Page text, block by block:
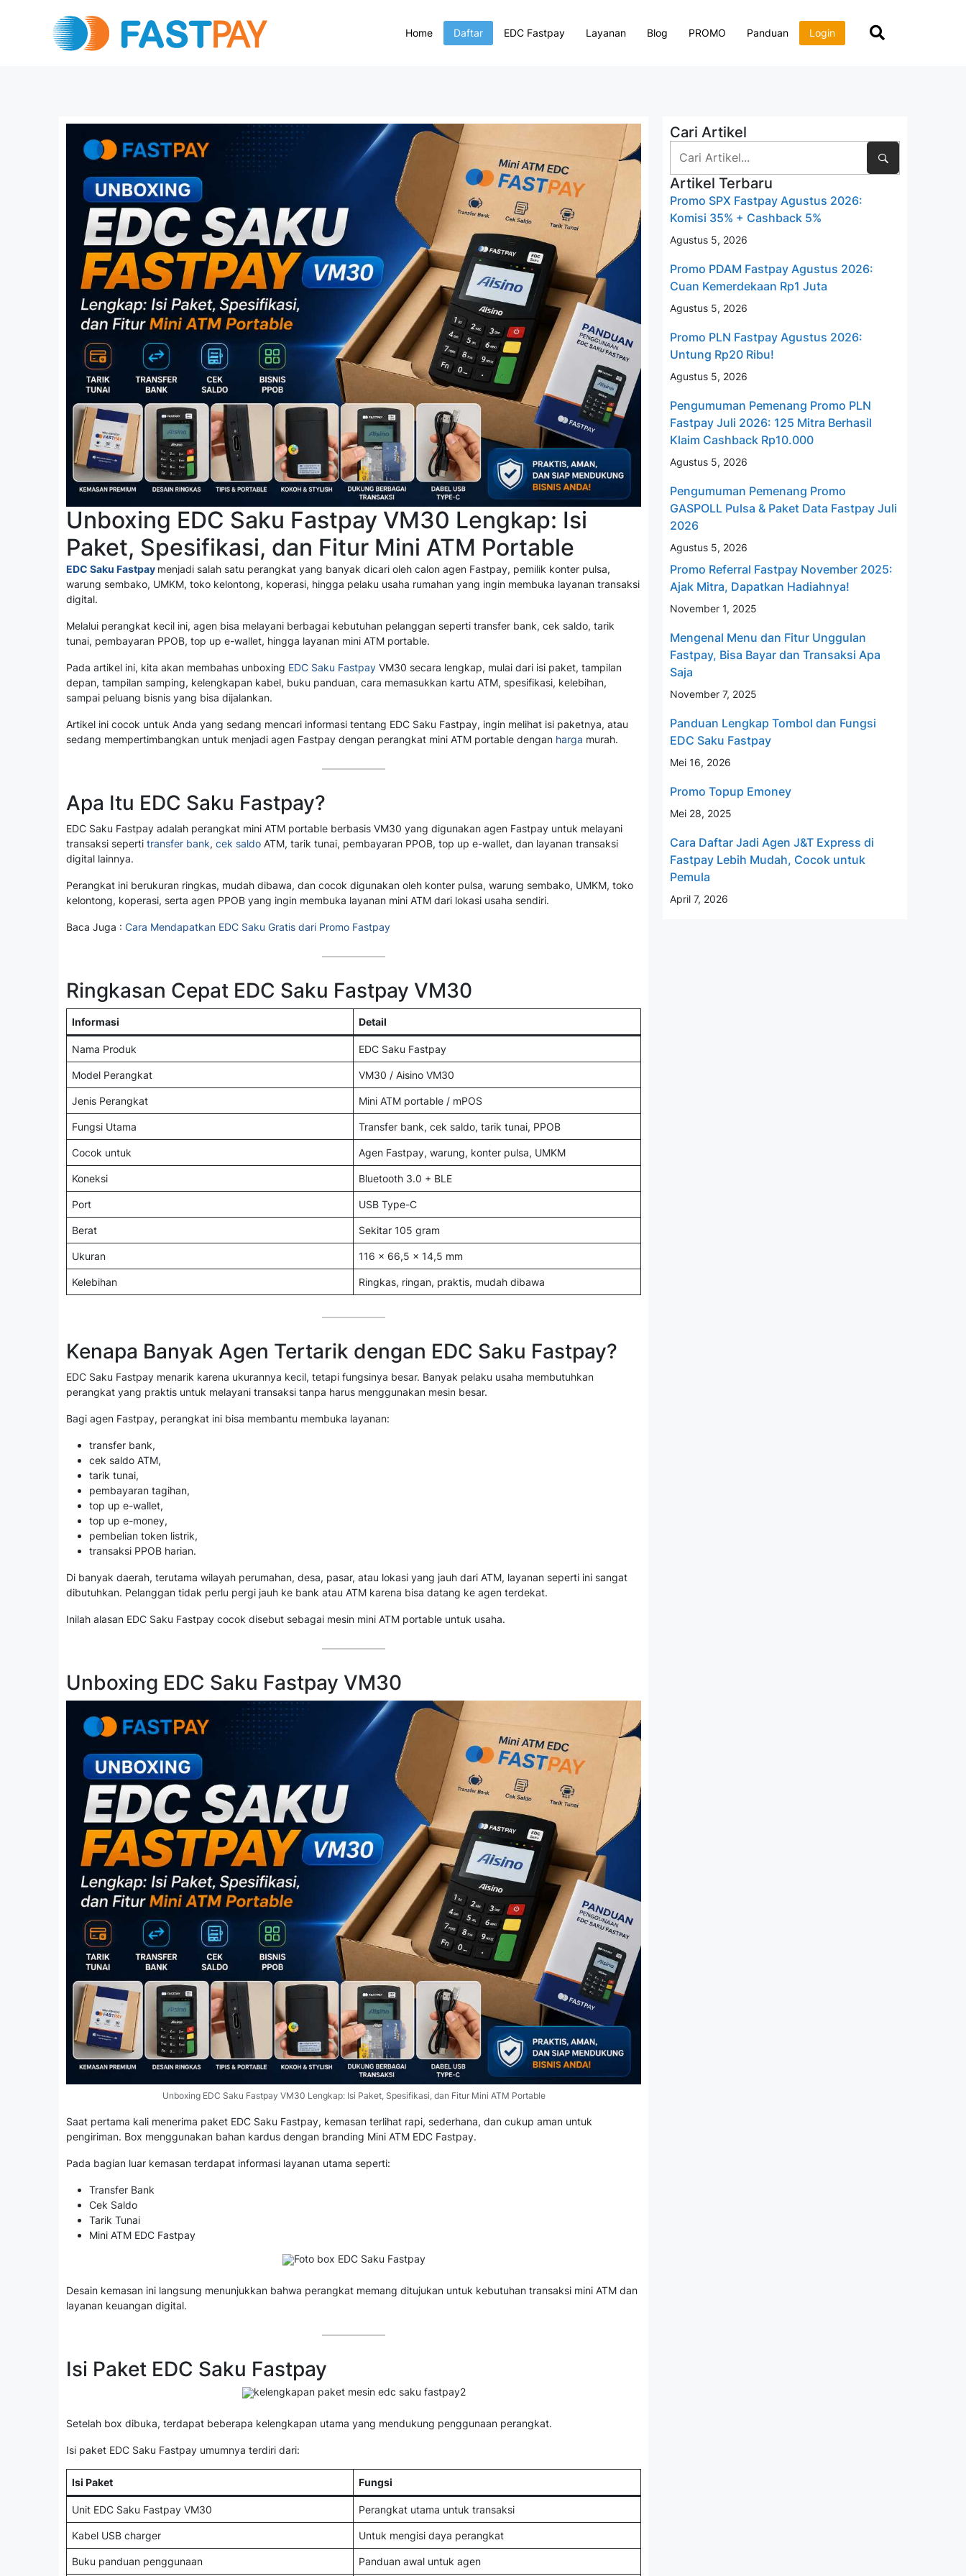
Home Daftar EDC Fastpay Layanan Blog PROMO Panduan Login
Unboxing EDC Saku Fastpay VM30 Lengkap: Isi
Paket, Spesifikasi, dan Fitur Mini ATM Portable
EDC Saku Fastpay menjadi salah satu perangkat yang banyak dicari oleh calon agen Fastpay, pemilik konter pulsa,
warung sembako, UMKM, toko kelontong, koperasi, hingga pelaku usaha rumahan yang ingin membuka layanan transaksi
digital.
Melalui perangkat kecil ini, agen bisa melayani berbagai kebutuhan pelanggan seperti transfer bank, cek saldo, tarik
tunai, pembayaran PPOB, top up e-wallet, hingga layanan mini ATM portable.
Pada artikel ini, kita akan membahas unboxing EDC Saku Fastpay VM30 secara lengkap, mulai dari isi paket, tampilan
depan, tampilan samping, kelengkapan kabel, buku panduan, cara memasukkan kartu ATM, spesifikasi, kelebihan,
sampai peluang bisnis yang bisa dijalankan.
Artikel ini cocok untuk Anda yang sedang mencari informasi tentang EDC Saku Fastpay, ingin melihat isi paketnya, atau
sedang mempertimbangkan untuk menjadi agen Fastpay dengan perangkat mini ATM portable dengan harga murah.
Apa Itu EDC Saku Fastpay?
EDC Saku Fastpay adalah perangkat mini ATM portable berbasis VM30 yang digunakan agen Fastpay untuk melayani
transaksi seperti transfer bank, cek saldo ATM, tarik tunai, pembayaran PPOB, top up e-wallet, dan layanan transaksi
digital lainnya.
Perangkat ini berukuran ringkas, mudah dibawa, dan cocok digunakan oleh konter pulsa, warung sembako, UMKM, toko
kelontong, koperasi, serta agen PPOB yang ingin membuka layanan mini ATM dari lokasi usaha sendiri.
Baca Juga : Cara Mendapatkan EDC Saku Gratis dari Promo Fastpay
Ringkasan Cepat EDC Saku Fastpay VM30
Informasi Detail
Nama Produk EDC Saku Fastpay
Model Perangkat VM30 / Aisino VM30
Jenis Perangkat Mini ATM portable / mPOS
Fungsi Utama Transfer bank, cek saldo, tarik tunai, PPOB
Cocok untuk Agen Fastpay, warung, konter pulsa, UMKM
Koneksi Bluetooth 3.0 + BLE
Port USB Type-C
Berat Sekitar 105 gram
Ukuran 116 × 66,5 × 14,5 mm
Kelebihan Ringkas, ringan, praktis, mudah dibawa
Kenapa Banyak Agen Tertarik dengan EDC Saku Fastpay?
EDC Saku Fastpay menarik karena ukurannya kecil, tetapi fungsinya besar. Banyak pelaku usaha membutuhkan
perangkat yang praktis untuk melayani transaksi tanpa harus menggunakan mesin besar.
Bagi agen Fastpay, perangkat ini bisa membantu membuka layanan:
transfer bank,
cek saldo ATM,
tarik tunai,
pembayaran tagihan,
top up e-wallet,
top up e-money,
pembelian token listrik,
transaksi PPOB harian.
Di banyak daerah, terutama wilayah perumahan, desa, pasar, atau lokasi yang jauh dari ATM, layanan seperti ini sangat
dibutuhkan. Pelanggan tidak perlu pergi jauh ke bank atau ATM karena bisa datang ke agen terdekat.
Inilah alasan EDC Saku Fastpay cocok disebut sebagai mesin mini ATM portable untuk usaha.
Unboxing EDC Saku Fastpay VM30
Unboxing EDC Saku Fastpay VM30 Lengkap: Isi Paket, Spesifikasi, dan Fitur Mini ATM Portable
Saat pertama kali menerima paket EDC Saku Fastpay, kemasan terlihat rapi, sederhana, dan cukup aman untuk
pengiriman. Box menggunakan bahan kardus dengan branding Mini ATM EDC Fastpay.
Pada bagian luar kemasan terdapat informasi layanan utama seperti:
Transfer Bank
Cek Saldo
Tarik Tunai
Mini ATM EDC Fastpay
Desain kemasan ini langsung menunjukkan bahwa perangkat memang ditujukan untuk kebutuhan transaksi mini ATM dan
layanan keuangan digital.
Isi Paket EDC Saku Fastpay
Setelah box dibuka, terdapat beberapa kelengkapan utama yang mendukung penggunaan perangkat.
Isi paket EDC Saku Fastpay umumnya terdiri dari:
Isi Paket Fungsi
Unit EDC Saku Fastpay VM30 Perangkat utama untuk transaksi
Kabel USB charger Untuk mengisi daya perangkat
Buku panduan penggunaan Panduan awal untuk agen
Cari Artikel
Artikel Terbaru
Promo SPX Fastpay Agustus 2026:
Komisi 35% + Cashback 5%
Agustus 5, 2026
Promo PDAM Fastpay Agustus 2026:
Cuan Kemerdekaan Rp1 Juta
Agustus 5, 2026
Promo PLN Fastpay Agustus 2026:
Untung Rp20 Ribu!
Agustus 5, 2026
Pengumuman Pemenang Promo PLN
Fastpay Juli 2026: 125 Mitra Berhasil
Klaim Cashback Rp10.000
Agustus 5, 2026
Pengumuman Pemenang Promo
GASPOLL Pulsa & Paket Data Fastpay Juli
2026
Agustus 5, 2026
Promo Referral Fastpay November 2025:
Ajak Mitra, Dapatkan Hadiahnya!
November 1, 2025
Mengenal Menu dan Fitur Unggulan
Fastpay, Bisa Bayar dan Transaksi Apa
Saja
November 7, 2025
Panduan Lengkap Tombol dan Fungsi
EDC Saku Fastpay
Mei 16, 2026
Promo Topup Emoney
Mei 28, 2025
Cara Daftar Jadi Agen J&T Express di
Fastpay Lebih Mudah, Cocok untuk
Pemula
April 7, 2026